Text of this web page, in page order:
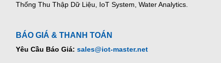
Thống Thu Thập Dữ Liệu, IoT System, Water Analytics.
BÁO GIÁ & THANH TOÁN
Yêu Cầu Báo Giá: sales@iot-master.net